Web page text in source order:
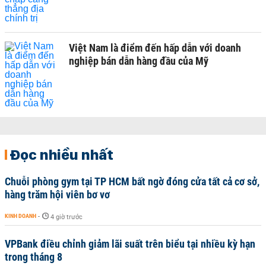
Việt Nam là điểm đến hấp dẫn với doanh
nghiệp bán dẫn hàng đầu của Mỹ
Đọc nhiều nhất
Chuỗi phòng gym tại TP HCM bất ngờ đóng cửa tất cả cơ sở,
hàng trăm hội viên bơ vơ
KINH DOANH - 4 giờ trước
VPBank điều chỉnh giảm lãi suất trên biểu tại nhiều kỳ hạn
trong tháng 8